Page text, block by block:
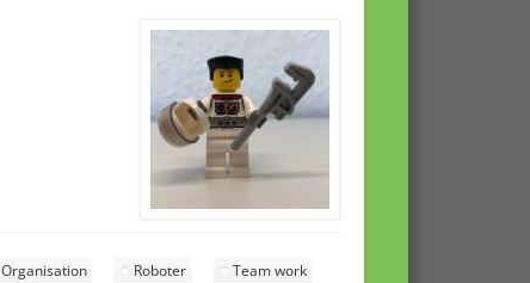
Organisation Roboter Team work